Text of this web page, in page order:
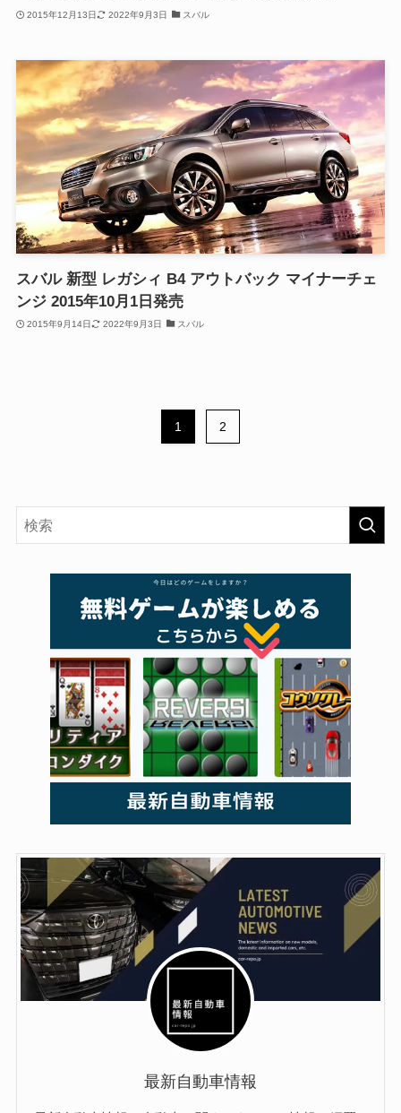
2015年12月13日 2022年9月3日 スバル
スバル 新型 レガシィ B4 アウトバック マイナーチェ
ンジ 2015年10月1日発売
2015年9月14日 2022年9月3日 スバル
1 2
最新自動車情報